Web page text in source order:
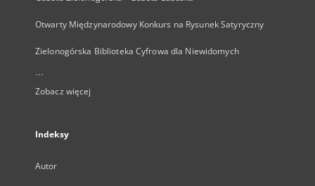
Otwarty Międzynarodowy Konkurs na Rysunek Satyryczny
Zielonogórska Biblioteka Cyfrowa dla Niewidomych
...
Zobacz więcej
Indeksy
Autor